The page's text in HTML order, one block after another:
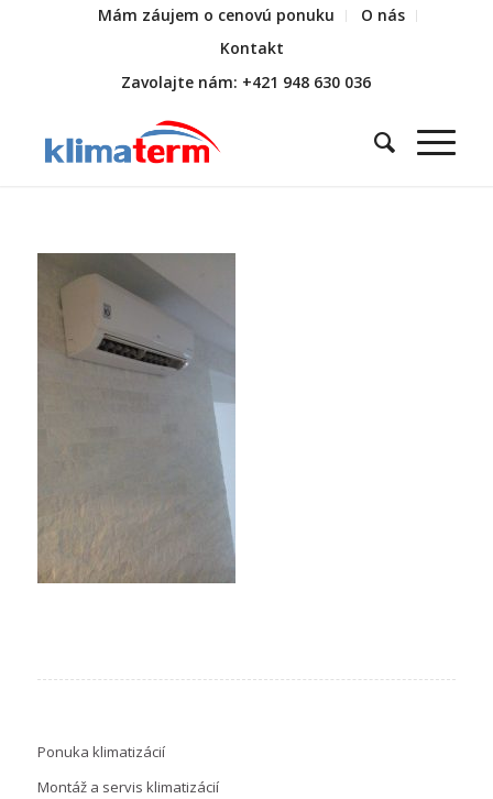
Mám záujem o cenovú ponuku
O nás
Kontakt
Zavolajte nám: +421 948 630 036
Ponuka klimatizácií
Montáž a servis klimatizácií